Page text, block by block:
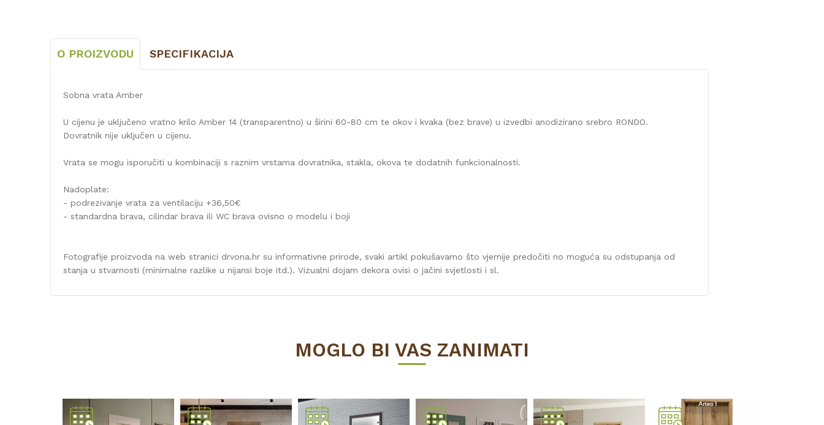
O PROIZVODU SPECIFIKACIJA
Sobna vrata Amber
U cijenu je uključeno vratno krilo Amber 14 (transparentno) u širini 60-80 cm te okov i kvaka (bez brave) u izvedbi anodizirano srebro RONDO.
Dovratnik nije uključen u cijenu.
Vrata se mogu isporučiti u kombinaciji s raznim vrstama dovratnika, stakla, okova te dodatnih funkcionalnosti.
Nadoplate:
- podrezivanje vrata za ventilaciju +36,50€
- standardna brava, cilindar brava ili WC brava ovisno o modelu i boji
Fotografije proizvoda na web stranici drvona.hr su informativne prirode, svaki artikl pokušavamo što vjernije predočiti no moguća su odstupanja od
stanja u stvarnosti (minimalne razlike u nijansi boje itd.). Vizualni dojam dekora ovisi o jačini svjetlosti i sl.
MODEL
MOGLO BI VAS ZANIMATI